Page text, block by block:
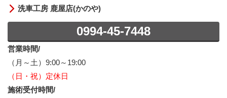
洗車工房 鹿屋店(かのや)
0994-45-7448
営業時間/
（月～土）9:00～19:00
（日・祝）定休日
施術受付時間/